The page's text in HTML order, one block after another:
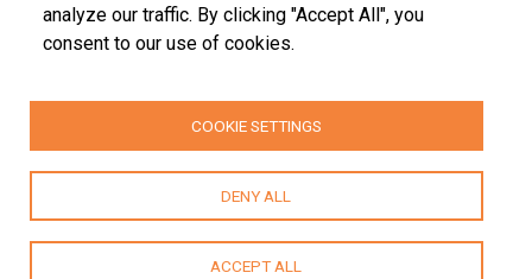
info@fpasrilanka.org
analyze our traffic. By clicking "Accept All", you
consent to our use of cookies.
COOKIE SETTINGS
DENY ALL
ACCEPT ALL
2026 | Family Planning Association All Rights Reserved